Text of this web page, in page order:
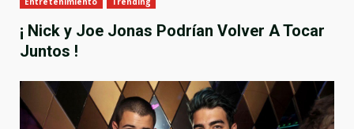
¡ Nick y Joe Jonas Podrían Volver A Tocar
Juntos !